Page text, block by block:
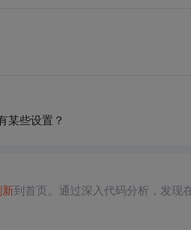
某些设置？
新到首页。通过深入代码分析，发现